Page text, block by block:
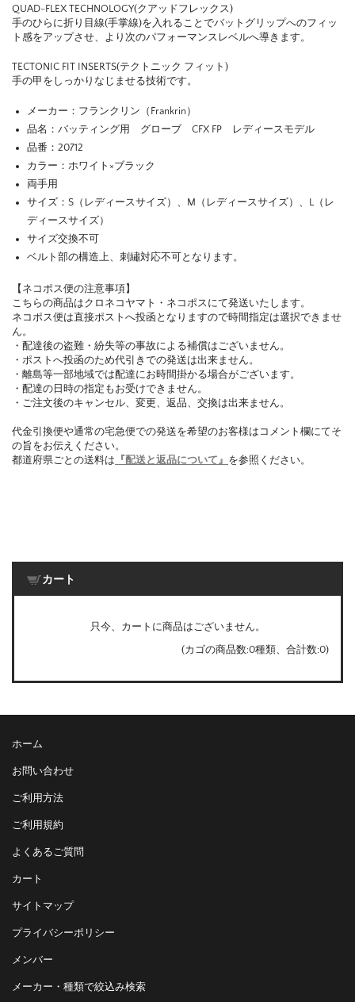
QUAD-FLEX TECHNOLOGY(クアッドフレックス)
手のひらに折り目線(手掌線)を入れることでバットグリップへのフィッ
ト感をアップさせ、より次のパフォーマンスレベルへ導きます。
TECTONIC FIT INSERTS(テクトニック フィット)
手の甲をしっかりなじませる技術です。
メーカー：フランクリン（Frankrin）
品名：バッティング用 グローブ CFX FP レディースモデル
品番：20712
カラー：ホワイト×ブラック
両手用
サイズ：S（レディースサイズ）、M（レディースサイズ）、L（レ
ディースサイズ）
サイズ交換不可
ベルト部の構造上、刺繡対応不可となります。
【ネコポス便の注意事項】
こちらの商品はクロネコヤマト・ネコポスにて発送いたします。
ネコポス便は直接ポストへ投函となりますので時間指定は選択できませ
ん。
・配達後の盗難・紛失等の事故による補償はございません。
・ポストへ投函のため代引きでの発送は出来ません。
・離島等一部地域では配達にお時間掛かる場合がございます。
・配達の日時の指定もお受けできません。
・ご注文後のキャンセル、変更、返品、交換は出来ません。
代金引換便や通常の宅急便での発送を希望のお客様はコメント欄にてそ
の旨をお伝えください。
都道府県ごとの送料は 『配送と返品について』 を参照ください。
カート
只今、カートに商品はございません。
(カゴの商品数:0種類、合計数:0)
ホーム
お問い合わせ
ご利用方法
ご利用規約
よくあるご質問
カート
サイトマップ
プライバシーポリシー
メンバー
メーカー・種類で絞込み検索